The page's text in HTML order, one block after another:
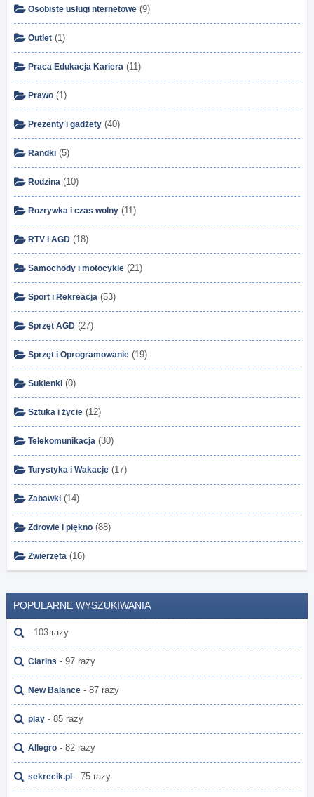
Osobiste usługi nternetowe (9)
Outlet (1)
Praca Edukacja Kariera (11)
Prawo (1)
Prezenty i gadżety (40)
Randki (5)
Rodzina (10)
Rozrywka i czas wolny (11)
RTV i AGD (18)
Samochody i motocykle (21)
Sport i Rekreacja (53)
Sprzęt AGD (27)
Sprzęt i Oprogramowanie (19)
Sukienki (0)
Sztuka i życie (12)
Telekomunikacja (30)
Turystyka i Wakacje (17)
Zabawki (14)
Zdrowie i piękno (88)
Zwierzęta (16)
POPULARNE WYSZUKIWANIA
- 103 razy
Clarins - 97 razy
New Balance - 87 razy
play - 85 razy
Allegro - 82 razy
sekrecik.pl - 75 razy